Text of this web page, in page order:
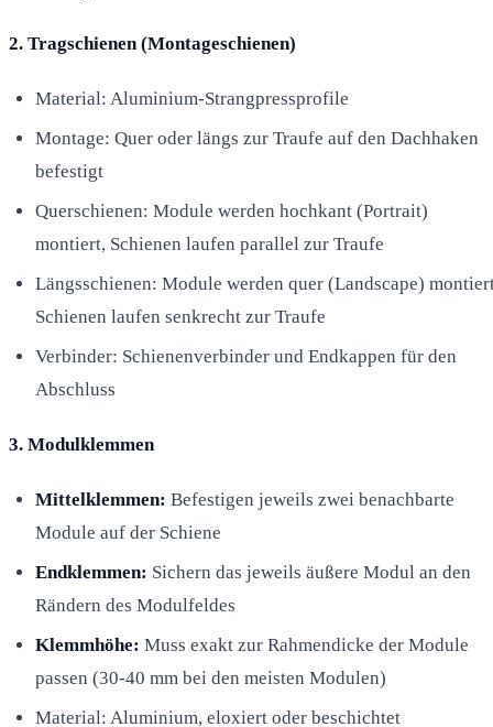
2. Tragschienen (Montageschienen)
Material: Aluminium-Strangpressprofile
Montage: Quer oder längs zur Traufe auf den Dachhaken
befestigt
Querschienen: Module werden hochkant (Portrait)
montiert, Schienen laufen parallel zur Traufe
Längsschienen: Module werden quer (Landscape)
Schienen laufen senkrecht zur Traufe
Verbinder: Schienenverbinder und Endkappen für den
Abschluss
3. Modulklemmen
Mittelklemmen: Befestigen jeweils zwei benachbarte
Module auf der Schiene
Endklemmen: Sichern das jeweils äußere Modul an den
Rändern des Modulfeldes
Klemmhöhe: Muss exakt zur Rahmendicke der Module
passen (30-40 mm bei den meisten Modulen)
Material: Aluminium, eloxiert oder beschichtet